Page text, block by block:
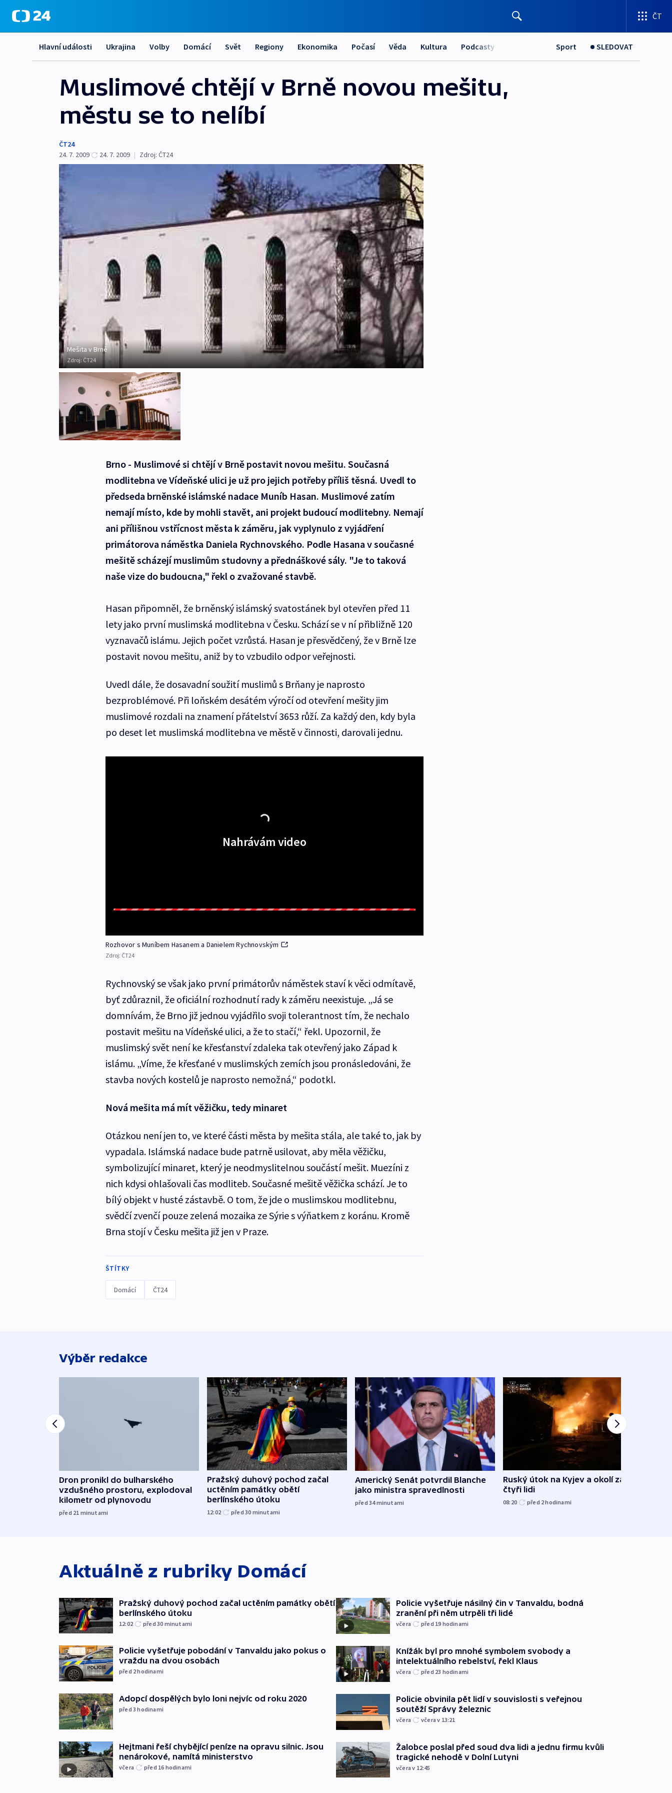
ČT
Hlavní události Ukrajina Volby Domácí Svět Regiony Ekonomika Počasí Věda Kultura Podcasty Sport SLEDOVAT
Muslimové chtějí v Brně novou mešitu,
městu se to nelíbí
ČT24
24. 7. 2009
24. 7. 2009 | Zdroj: ČT24
Mešita v Brně
Zdroj:ČT24
Brno - Muslimové si chtějí v Brně postavit novou mešitu. Současná
modlitebna ve Vídeňské ulici je už pro jejich potřeby příliš těsná. Uvedl to
předseda brněnské islámské nadace Muníb Hasan. Muslimové zatím
nemají místo, kde by mohli stavět, ani projekt budoucí modlitebny. Nemají
ani přílišnou vstřícnost města k záměru, jak vyplynulo z vyjádření
primátorova náměstka Daniela Rychnovského. Podle Hasana v současné
mešitě scházejí muslimům studovny a přednáškové sály. "Je to taková
naše vize do budoucna," řekl o zvažované stavbě.
Hasan připomněl, že brněnský islámský svatostánek byl otevřen před 11
lety jako první muslimská modlitebna v Česku. Schází se v ní přibližně 120
vyznavačů islámu. Jejich počet vzrůstá. Hasan je přesvědčený, že v Brně lze
postavit novou mešitu, aniž by to vzbudilo odpor veřejnosti.
Uvedl dále, že dosavadní soužití muslimů s Brňany je naprosto
bezproblémové. Při loňském desátém výročí od otevření mešity jim
muslimové rozdali na znamení přátelství 3653 růží. Za každý den, kdy byla
po deset let muslimská modlitebna ve městě v činnosti, darovali jednu.
Nahrávám video
Rozhovor s Muníbem Hasanem a Danielem Rychnovským
Zdroj: ČT24
Rychnovský se však jako první primátorův náměstek staví k věci odmítavě,
byť zdůraznil, že oficiální rozhodnutí rady k záměru neexistuje. „Já se
domnívám, že Brno již jednou vyjádřilo svoji tolerantnost tím, že nechalo
postavit mešitu na Vídeňské ulici, a že to stačí,“ řekl. Upozornil, že
muslimský svět není ke křesťanství zdaleka tak otevřený jako Západ k
islámu. „Víme, že křesťané v muslimských zemích jsou pronásledováni, že
stavba nových kostelů je naprosto nemožná,“ podotkl.
Nová mešita má mít věžičku, tedy minaret
Otázkou není jen to, ve které části města by mešita stála, ale také to, jak by
vypadala. Islámská nadace bude patrně usilovat, aby měla věžičku,
symbolizující minaret, který je neodmyslitelnou součástí mešit. Muezíni z
nich kdysi ohlašovali čas modliteb. Současné mešitě věžička schází. Je to
bílý objekt v husté zástavbě. O tom, že jde o muslimskou modlitebnu,
svědčí zvenčí pouze zelená mozaika ze Sýrie s výňatkem z koránu. Kromě
Brna stojí v Česku mešita již jen v Praze.
ŠTÍTKY
Domácí ČT24
Výběr redakce
Dron pronikl do bulharského
vzdušného prostoru, explodoval
kilometr od plynovodu
před 21 minutami
Pražský duhový pochod začal
uctěním památky obětí
berlínského útoku
12:02 před 30 minutami
Americký Senát potvrdil Blanche
jako ministra spravedlnosti
před 34minutami
Ruský útok na Kyjev a okolí zabil
čtyři lidi
08:20 před 2hodinami
Aktuálně z rubriky Domácí
Pražský duhový pochod začal uctěním památky obětí
berlínského útoku
12:02 před 30 minutami
Policie vyšetřuje pobodání v Tanvaldu jako pokus o
vraždu na dvou osobách
před 2hodinami
Adopcí dospělých bylo loni nejvíc od roku 2020
před 3hodinami
Hejtmani řeší chybějící peníze na opravu silnic. Jsou
nenárokové, namítá ministerstvo
včera před 16 hodinami
Policie vyšetřuje násilný čin v Tanvaldu, bodná
zranění při něm utrpěli tři lidé
včera před 19 hodinami
Knížák byl pro mnohé symbolem svobody a
intelektuálního rebelství, řekl Klaus
včera před 23 hodinami
Policie obvinila pět lidí v souvislosti s veřejnou
soutěží Správy železnic
včera včera v 13:21
Žalobce poslal před soud dva lidi a jednu firmu kvůli
tragické nehodě v Dolní Lutyni
včera v 12:45